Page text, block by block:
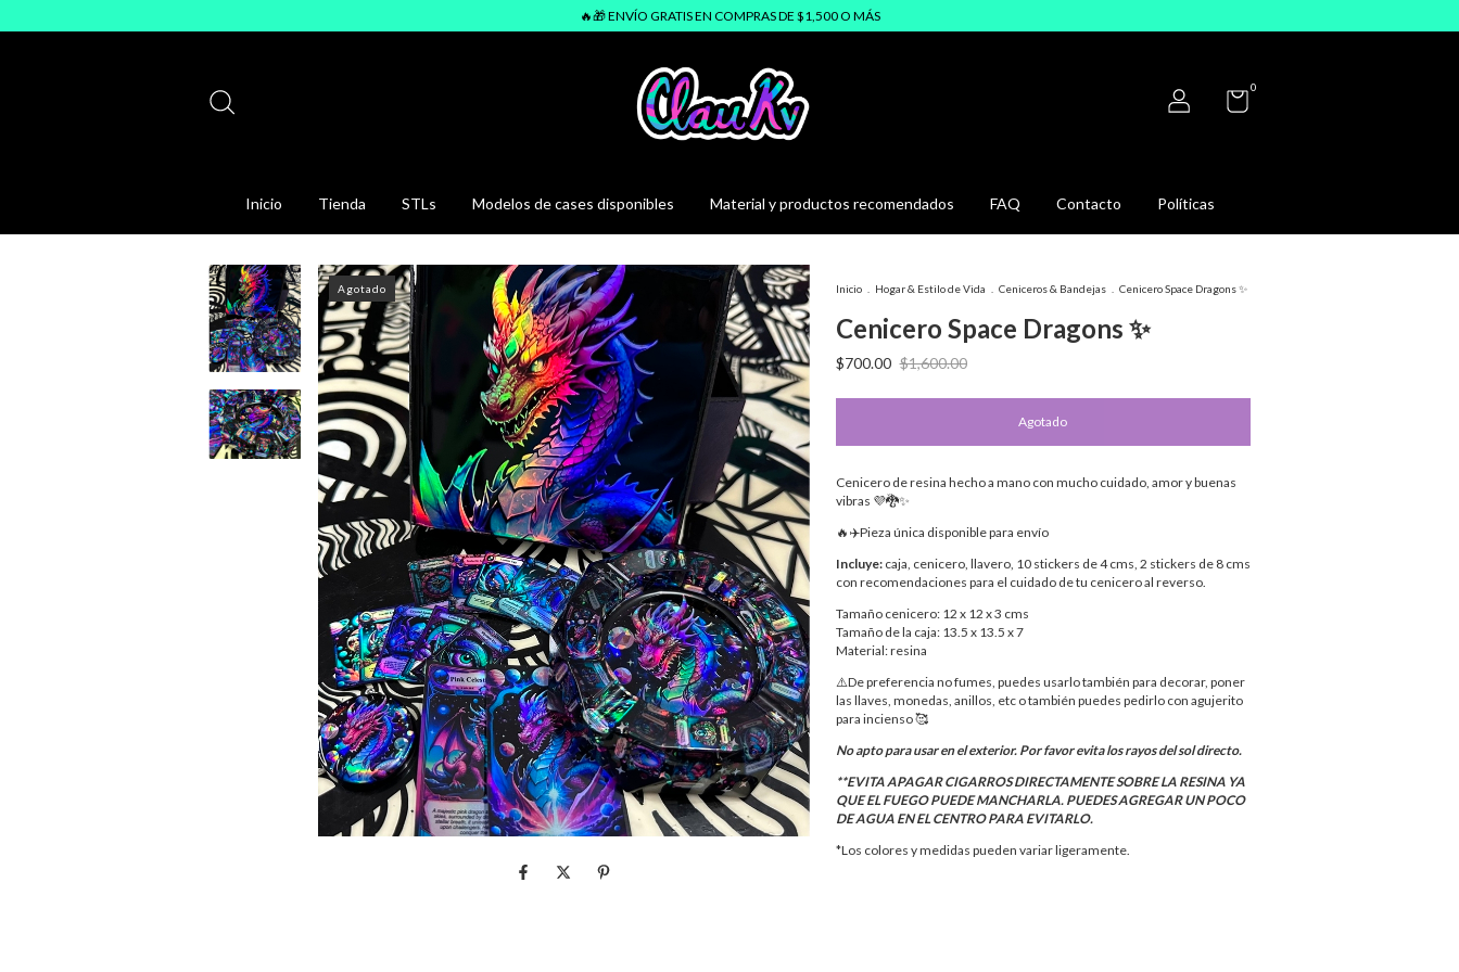
🔥🎁 ENVÍO GRATIS EN COMPRAS DE $1,500 O MÁS
0
Inicio Tienda STLs Modelos de cases disponibles Material y productos recomendados FAQ Contacto Políticas
Agotado Inicio Hogar & Estilo de Vida Ceniceros & Bandejas Cenicero Space Dragons ✨
Cenicero Space Dragons ✨
$700.00 $1,600.00
Cenicero de resina hecho a mano con mucho cuidado, amor y buenas
vibras 💜🐉✨
🔥✈️Pieza única disponible para envío
Incluye:caja, cenicero, llavero, 10 stickers de 4 cms, 2 stickers de 8 cms
con recomendaciones para el cuidado de tu cenicero al reverso.
Tamaño cenicero: 12 x 12 x 3 cms
Tamaño de la caja: 13.5 x 13.5 x 7
Material: resina
⚠️De preferencia no fumes, puedes usarlo también para decorar, poner
las llaves, monedas, anillos, etc o también puedes pedirlo con agujerito
para incienso 🥰
No apto para usar en el exterior. Por favor evita los rayos del sol directo.
**EVITA APAGAR CIGARROS DIRECTAMENTE SOBRE LA RESINA YA
QUE EL FUEGO PUEDE MANCHARLA. PUEDES AGREGAR UN POCO
DE AGUA EN EL CENTRO PARA EVITARLO.
*Los colores y medidas pueden variar ligeramente.